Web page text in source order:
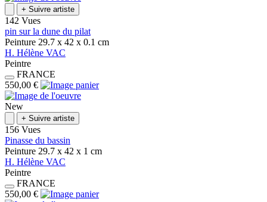
+ Suivre artiste
142 Vues
pin sur la dune du pilat
Peinture 29.7 x 42 x 0.1 cm
H. Hélène VAC
Peintre
FRANCE
550,00 €
New
+ Suivre artiste
156 Vues
Pinasse du bassin
Peinture 29.7 x 42 x 1 cm
H. Hélène VAC
Peintre
FRANCE
550,00 €